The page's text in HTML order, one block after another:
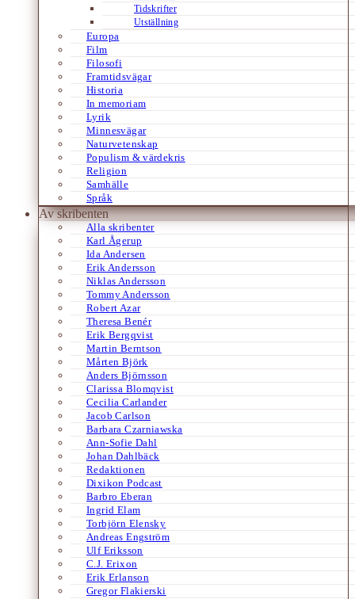
Tidskrifter
Utställning
Europa
Film
Filosofi
Framtidsvägar
Historia
In memoriam
Lyrik
Minnesvägar
Naturvetenskap
Populism & värdekris
Religion
Samhälle
Språk
Av skribenten
Alla skribenter
Karl Ågerup
Ida Andersen
Erik Andersson
Niklas Andersson
Tommy Andersson
Robert Azar
Theresa Benér
Erik Bergqvist
Martin Berntson
Mårten Björk
Anders Björnsson
Clarissa Blomqvist
Cecilia Carlander
Jacob Carlson
Barbara Czarniawska
Ann-Sofie Dahl
Johan Dahlbäck
Redaktionen
Dixikon Podcast
Barbro Eberan
Ingrid Elam
Torbjörn Elensky
Andreas Engström
Ulf Eriksson
C.J. Erixon
Erik Erlanson
Gregor Flakierski